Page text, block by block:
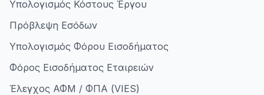
Υπολογισμός Κόστους Έργου
Πρόβλεψη Εσόδων
Υπολογισμός Φόρου Εισοδήματος
Φόρος Εισοδήματος Εταιρειών
Έλεγχος ΑΦΜ / ΦΠΑ (VIES)